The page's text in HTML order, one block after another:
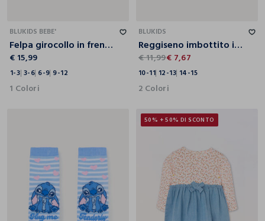
BLUKIDS BEBE'
Felpa girocollo in french terry di puro cotone neonata
€ 15,99
1-3 3-6 6-9 9-12
1 Colori
BLUKIDS
Reggiseno imbottito in cotone stretch con pizzo ragazza
€ 11,99€ 7,67
10-11 12-13 14-15
2 Colori
50% + 50% DI SCONTO